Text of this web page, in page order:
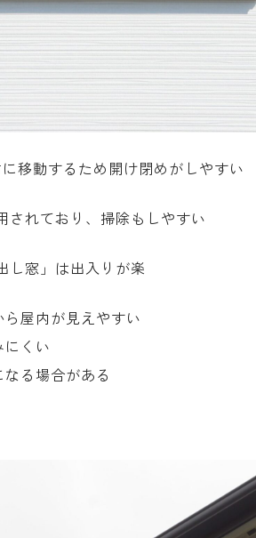
移動するため開け閉めがしやすい
れており、掃除もしやすい
窓」は出入りが楽
屋内が見えやすい
くい
る場合がある